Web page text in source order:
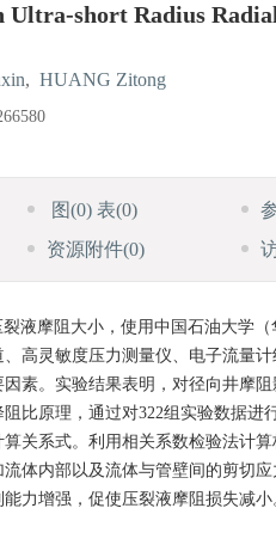
short Radius
, HUANG Zitong
图(0) 表(0)
资源附件(0)
液摩阻大小，使用中国石油大学
高灵敏度压力测量仪、电子流量
素。实验结果表明，对径向井摩
比原理，通过对322组实验数据进
关系式。利用相关系数检验法计算
体内部以及流体与管壁间的剪切
力增强，促使压裂液摩阻损失减小